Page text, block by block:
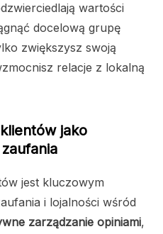
wartości
docelową grupę
zwiększysz swoją
relacje z lokalną
jako
jest kluczowym
i lojalności wśród
zarządzanie opiniami,